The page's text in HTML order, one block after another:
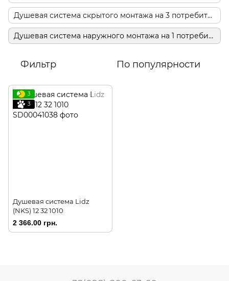
Душевая система скрытого монтажа на 3 потребителя
Душевая система наружного монтажа на 1 потребителя
Фильтр По популярности
3
3
Душевая система Lidz
(NKS) 12 32 1010
2 366.00 грн.